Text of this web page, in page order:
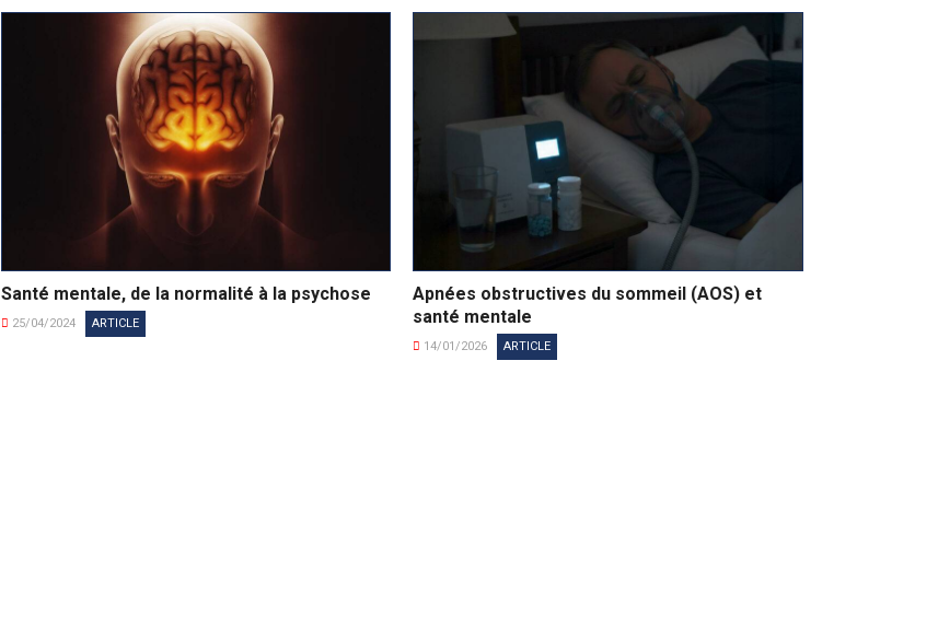
Santé mentale, de la normalité à la psychose
25/04/2024 ARTICLE
Apnées obstructives du sommeil (AOS) et
santé mentale
14/01/2026 ARTICLE